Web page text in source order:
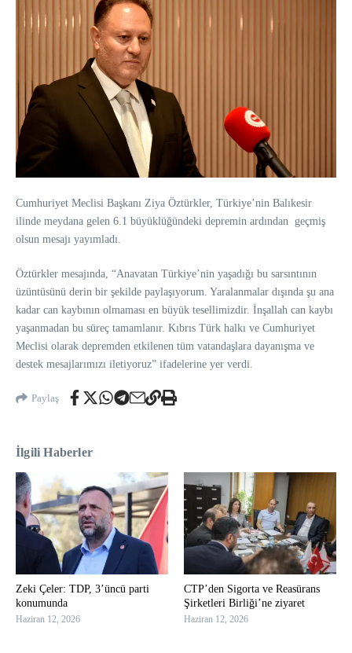
Cumhuriyet Meclisi Başkanı Ziya Öztürkler, Türkiye’nin Balıkesir
ilinde meydana gelen 6.1 büyüklüğündeki depremin ardından geçmiş
olsun mesajı yayımladı.
Öztürkler mesajında, “Anavatan Türkiye’nin yaşadığı bu sarsıntının
üzüntüsünü derin bir şekilde paylaşıyorum. Yaralanmalar dışında şu ana
kadar can kaybının olmaması en büyük tesellimizdir. İnşallah can kaybı
yaşanmadan bu süreç tamamlanır. Kıbrıs Türk halkı ve Cumhuriyet
Meclisi olarak depremden etkilenen tüm vatandaşlara dayanışma ve
destek mesajlarımızı iletiyoruz” ifadelerine yer verdi.
Paylaş
İlgili Haberler
Zeki Çeler: TDP, 3’üncü parti
konumunda
Haziran 12, 2026
CTP’den Sigorta ve Reasürans
Şirketleri Birliği’ne ziyaret
Haziran 12, 2026